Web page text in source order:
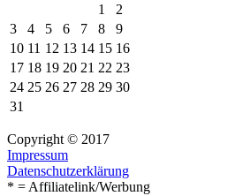
1
2
3
4 5 6 7 8
9
10 11 12 13 14 15 16
17 18 19 20 21 22 23
24 25 26 27 28 29 30
31
Copyright © 2017
Impressum
Datenschutzerklärung
* = Affiliatelink/Werbung